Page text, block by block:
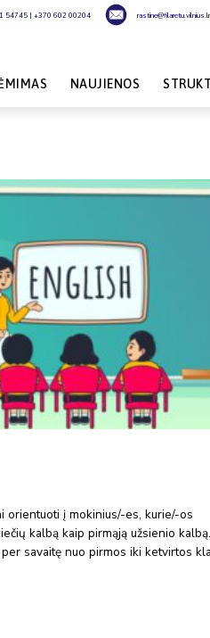
54745 | +370 602 00204
NAUJIENOS
orientuoti į mokinius/-es, kurie/-os
kalbą kaip pirmąją užsienio kalbą.
savaitę nuo pirmos iki ketvirtos